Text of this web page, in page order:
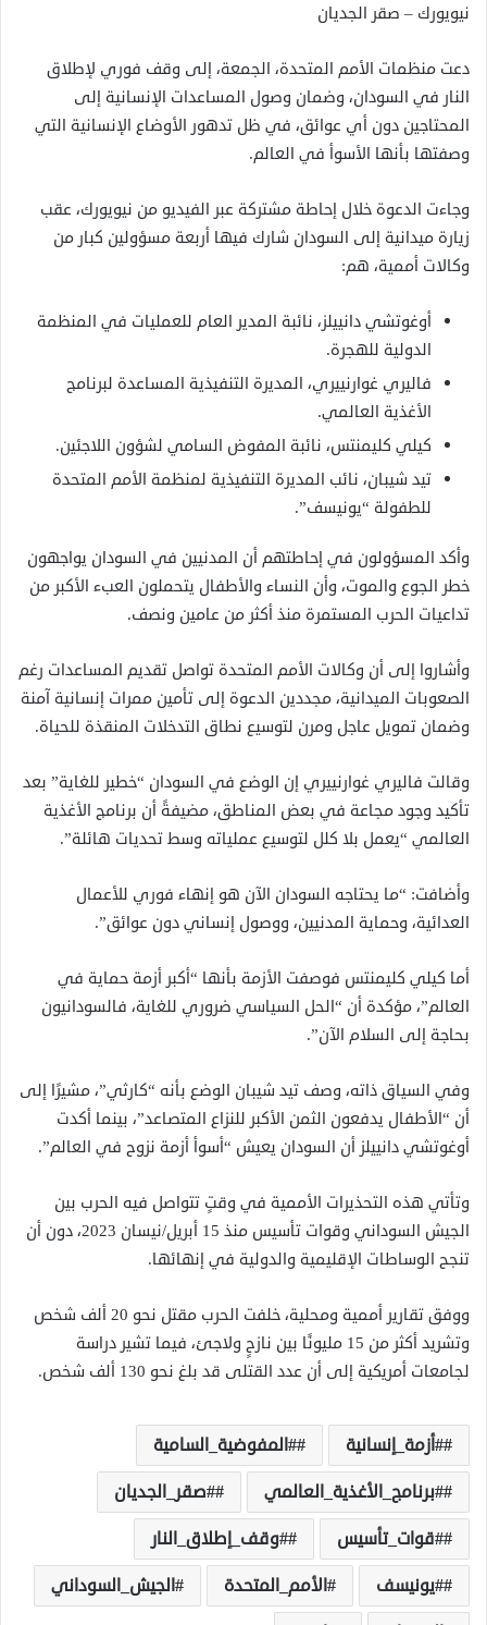
نيويورك – صقر الجديان
دعت منظمات الأمم المتحدة، الجمعة، إلى وقف فوري لإطلاق
النار في السودان، وضمان وصول المساعدات الإنسانية إلى
المحتاجين دون أي عوائق، في ظل تدهور الأوضاع الإنسانية التي
وصفتها بأنها الأسوأ في العالم.
وجاءت الدعوة خلال إحاطة مشتركة عبر الفيديو من نيويورك، عقب
زيارة ميدانية إلى السودان شارك فيها أربعة مسؤولين كبار من
وكالات أممية، هم:
أوغوتشي دانييلز، نائبة المدير العام للعمليات في المنظمة
الدولية للهجرة.
فاليري غوارنييري، المديرة التنفيذية المساعدة لبرنامج
الأغذية العالمي.
كيلي كليمنتس، نائبة المفوض السامي لشؤون اللاجئين.
تيد شيبان، نائب المديرة التنفيذية لمنظمة الأمم المتحدة
للطفولة “يونيسف”.
وأكد المسؤولون في إحاطتهم أن المدنيين في السودان يواجهون
خطر الجوع والموت، وأن النساء والأطفال يتحملون العبء الأكبر من
تداعيات الحرب المستمرة منذ أكثر من عامين ونصف.
وأشاروا إلى أن وكالات الأمم المتحدة تواصل تقديم المساعدات رغم
الصعوبات الميدانية، مجددين الدعوة إلى تأمين ممرات إنسانية آمنة
وضمان تمويل عاجل ومرن لتوسيع نطاق التدخلات المنقذة للحياة.
وقالت فاليري غوارنييري إن الوضع في السودان “خطير للغاية” بعد
تأكيد وجود مجاعة في بعض المناطق، مضيفةً أن برنامج الأغذية
العالمي “يعمل بلا كلل لتوسيع عملياته وسط تحديات هائلة”.
وأضافت: “ما يحتاجه السودان الآن هو إنهاء فوري للأعمال
العدائية، وحماية المدنيين، ووصول إنساني دون عوائق”.
أما كيلي كليمنتس فوصفت الأزمة بأنها “أكبر أزمة حماية في
العالم”، مؤكدة أن “الحل السياسي ضروري للغاية، فالسودانيون
بحاجة إلى السلام الآن”.
وفي السياق ذاته، وصف تيد شيبان الوضع بأنه “كارثي”، مشيرًا إلى
أن “الأطفال يدفعون الثمن الأكبر للنزاع المتصاعد”، بينما أكدت
أوغوتشي دانييلز أن السودان يعيش “أسوأ أزمة نزوح في العالم”.
وتأتي هذه التحذيرات الأممية في وقتٍ تتواصل فيه الحرب بين
الجيش السوداني وقوات تأسيس منذ 15 أبريل/نيسان 2023، دون أن
تنجح الوساطات الإقليمية والدولية في إنهائها.
ووفق تقارير أممية ومحلية، خلفت الحرب مقتل نحو 20 ألف شخص
وتشريد أكثر من 15 مليونًا بين نازحٍ ولاجئ، فيما تشير دراسة
لجامعات أمريكية إلى أن عدد القتلى قد بلغ نحو 130 ألف شخص.
#أزمة_إنسانية
#المفوضية_السامية
#برنامج_الأغذية_العالمي
#صقر_الجديان
#قوات_تأسيس
#وقف_إطلاق_النار
#يونيسف
الأمم_المتحدة
الجيش_السوداني